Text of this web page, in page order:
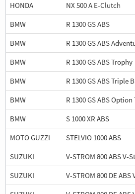
HONDA
NX 500 A E-Clutch
BMW
R 1300 GS ABS
BMW
R 1300 GS ABS
BMW
R 1300 GS ABS Trophy
BMW
R 1300 GS ABS Triple
BMW
R 1300 GS ABS
BMW
S 1000 XR ABS
MOTO GUZZI
STELVIO 1000 ABS
SUZUKI
V-STROM 800 ABS V-
SUZUKI
V-STROM 800 DE ABS